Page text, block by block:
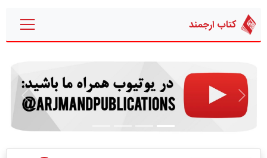
کتاب ارجمند
قبلی بعدی